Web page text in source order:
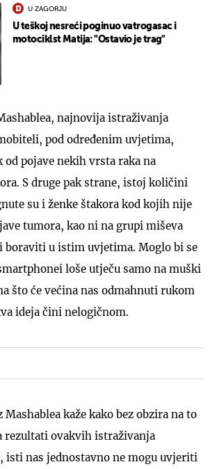
U ZAGORJU
U teškoj nesreći poginuo vatrogasac i
motociklst Matija: "Ostavio je trag"
najnovija istraživanja
pod određenim uvjetima,
od pojave nekih vrsta raka na
S druge pak strane, istoj količini
su i ženke štakora kod kojih nije
tumora, kao ni na grupi miševa
u istim uvjetima. Moglo bi se
loše utječu samo na muški
što će većina nas odmahnuti rukom
ideja čini nelogičnom.
kaže kako bez obzira na to
rezultati ovakvih istraživanja
isti nas jednostavno ne mogu uvjeriti